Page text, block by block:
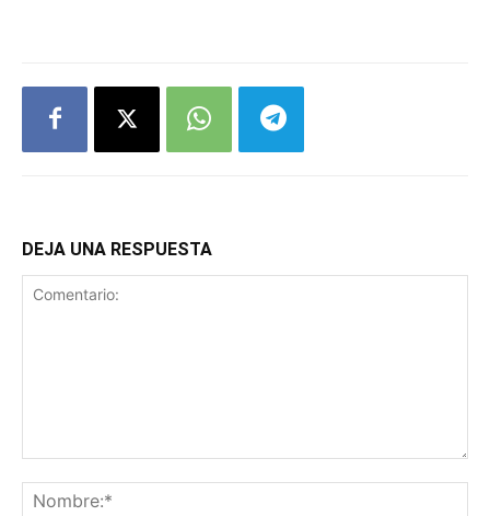
DEJA UNA RESPUESTA